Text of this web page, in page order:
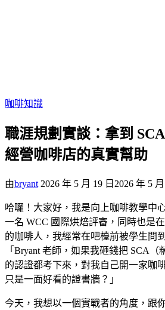
咖啡知識
職涯規劃實談：拿到
經營咖啡店的真實幫助
由bryant 2026 年 5 月 19 日 2026 年 5
哈囉！大家好，我是向上咖啡教學中
一名 WCC 國際烘焙評審，同時也是
的咖啡人，我經常在吧檯前被學生問
「Bryant 老師，如果我砸錢把 SCA
的認證都考下來，對我自己開一家咖
只是一面好看的證書牆？」
今天，我想以一個實戰者的角度，跟